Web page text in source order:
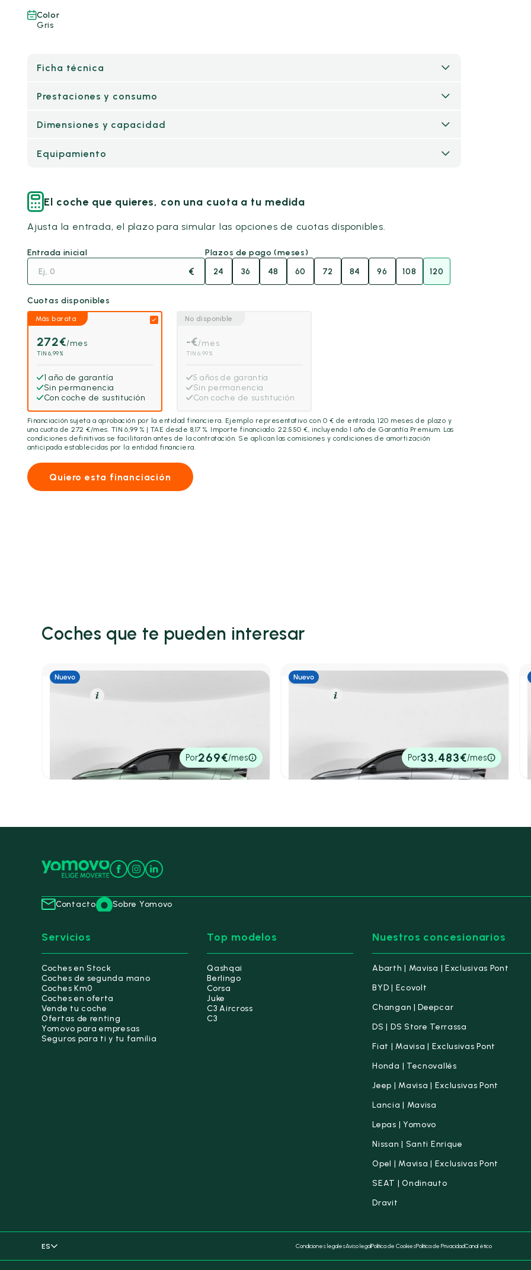
Color
Gris
Ficha técnica
Prestaciones y consumo
Dimensiones y capacidad
Equipamiento
El coche que quieres, con una cuota a tu medida
Ajusta la entrada, el plazo para simular las opciones de cuotas disponibles.
Entrada inicial
€
Plazos de pago (meses)
24
36 48 60 72 84 96 108 120
Cuotas disponibles
Más barata
272€/mes
TIN 6,99%
1 año de garantía
Sin permanencia
Con coche de sustitución
No disponible
-€/mes
TIN 6,99%
5 años de garantía
Sin permanencia
Con coche de sustitución
Financiación sujeta a aprobación por la entidad financiera. Ejemplo representativo con 0 € de entrada,120 meses de plazo y
una cuota de272 €/mes. TIN 6,99 % | TAE desde 8,17 %. Importe financiado:22.550 €, incluyendo1 año de Garantía Premium. Las
condiciones definitivas se facilitarán antes de la contratación. Se aplican las comisiones y condiciones de amortización
anticipada establecidas por la entidad financiera.
Quiero esta financiación
Coches que te pueden interesar
Resumen
Por269€/mes Por33.483€/mes
Contacto Sobre Yomovo
Servicios
Coches en Stock
Coches de segunda mano
Coches Km0
Coches en oferta
Vende tu coche
Ofertas de renting
Yomovo para empresas
Seguros para ti y tu familia
Top modelos
Qashqai
Berlingo
Corsa
Juke
C3 Aircross
C3
Nuestros concesionarios
Abarth | Mavisa | Exclusivas Pont
BYD | Ecovolt
Changan | Deepcar
DS | DS Store Terrassa
Fiat | Mavisa | Exclusivas Pont
Honda | Tecnovallés
Jeep | Mavisa | Exclusivas Pont
Lancia | Mavisa
Lepas | Yomovo
Nissan | Santi Enrique
Opel | Mavisa | Exclusivas Pont
SEAT | Ondinauto
Dravit
ES Condiciones legalesAviso legalPolítica de CookiesPolítica de PrivacidadCanal ético